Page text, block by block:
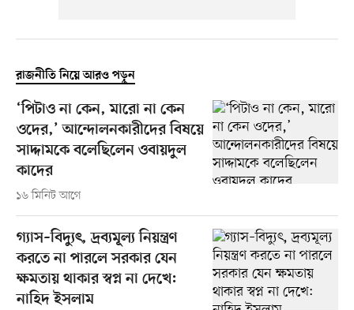
রাজনীতি নিয়ে আরও পড়ুন
‘পিটাও না কেন, মারো না কেন
ওদের,’ আন্দোলনকারীদের বিষয়ে
সাদ্দামকে বলেছিলেন ওবায়দুল
কাদের
১৬ মিনিট আগে
গ্যাস–বিদ্যুৎ, দ্রব্যমূল্য নিয়ন্ত্রণ
করতে না পারলে সরকার যেন
ক্ষমতায় থাকার স্বপ্ন না দেখে:
নাহিদ ইসলাম